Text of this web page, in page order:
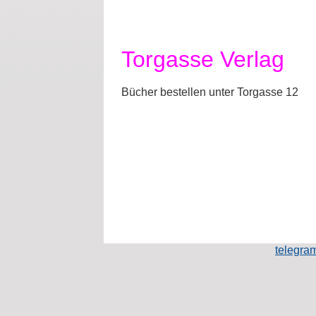
Torgasse Verlag
Bücher bestellen unter Torgasse 12